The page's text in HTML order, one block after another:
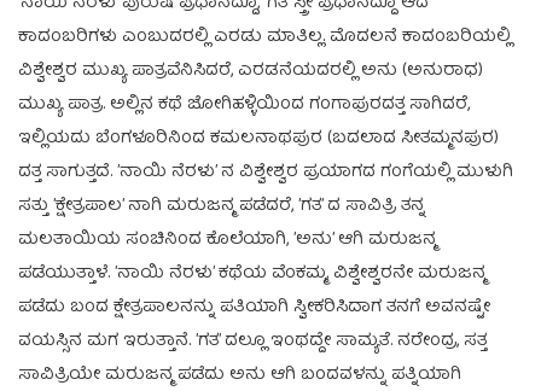
ಕಾದಂಬರಿಗಳು ಎಂಬುದರಲ್ಲಿ ಎರಡು ಮಾತಿಲ್ಲ. ಮೊದಲನೆ ಕಾದಂಬರಿಯಲ್ಲಿ
ವಿಶ್ವೇಶ್ವರ ಮುಖ್ಯ ಪಾತ್ರವೆನಿಸಿದರೆ, ಎರಡನೆಯದರಲ್ಲಿ ಅನು (ಅನುರಾಧ)
ಮುಖ್ಯ ಪಾತ್ರ. ಅಲ್ಲಿನ ಕಥೆ ಜೋಗಿಹಳ್ಳಿಯಿಂದ ಗಂಗಾಪುರದತ್ತ ಸಾಗಿದರೆ,
ಇಲ್ಲಿಯದು ಬೆಂಗಳೂರಿನಿಂದ ಕಮಲನಾಥಪುರ (ಬದಲಾದ ಸೀತಮ್ಮನಪುರ)
ದತ್ತ ಸಾಗುತ್ತದೆ. ’ನಾಯಿ ನೆರಳು’ ನ ವಿಶ್ವೇಶ್ವರ ಪ್ರಯಾಗದ ಗಂಗೆಯಲ್ಲಿ ಮುಳುಗಿ
ಸತ್ತು ’ಕ್ಷೇತ್ರಪಾಲ’ ನಾಗಿ ಮರುಜನ್ಮ ಪಡೆದರೆ, ’ಗತ’ ದ ಸಾವಿತ್ರಿ ತನ್ನ
ಮಲತಾಯಿಯ ಸಂಚಿನಿಂದ ಕೊಲೆಯಾಗಿ, ’ಅನು’ ಆಗಿ ಮರುಜನ್ಮ
ಪಡೆಯುತ್ತಾಳೆ. ’ನಾಯಿ ನೆರಳು’ ಕಥೆಯ ವೆಂಕಮ್ಮ, ವಿಶ್ವೇಶ್ವರನೇ ಮರುಜನ್ಮ
ಪಡೆದು ಬಂದ ಕ್ಷೇತ್ರಪಾಲನನ್ನು ಪತಿಯಾಗಿ ಸ್ವೀಕರಿಸಿದಾಗ ತನಗೆ ಅವನಷ್ಟೇ
ವಯಸ್ಸಿನ ಮಗ ಇರುತ್ತಾನೆ. ’ಗತ’ ದಲ್ಲೂ ಇಂಥದ್ದೇ ಸಾಮ್ಯತೆ. ನರೇಂದ್ರ, ಸತ್ತ
ಸಾವಿತ್ರಿಯೇ ಮರುಜನ್ಮ ಪಡೆದು ಅನು ಆಗಿ ಬಂದವಳನ್ನು ಪತ್ನಿಯಾಗಿ